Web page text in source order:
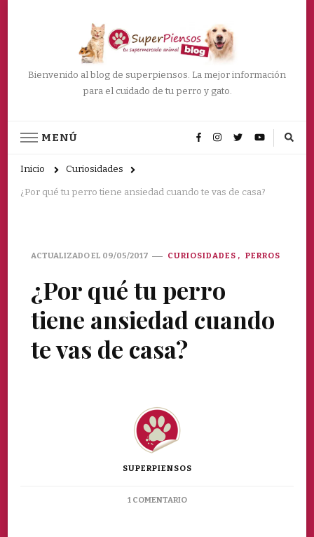
Bienvenido al blog de superpiensos. La mejor información
para el cuidado de tu perro y gato.
MENÚ
Inicio Curiosidades
¿Por qué tu perro tiene ansiedad cuando te vas de casa?
ACTUALIZADO EL 09/05/2017 CURIOSIDADES PERROS
¿Por qué tu perro
tiene ansiedad cuando
te vas de casa?
SUPERPIENSOS
1 COMENTARIOEN